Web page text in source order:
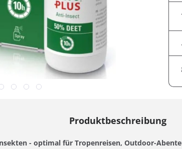
Produktbeschreibung
- optimal für Tropenreisen, Outdoor-